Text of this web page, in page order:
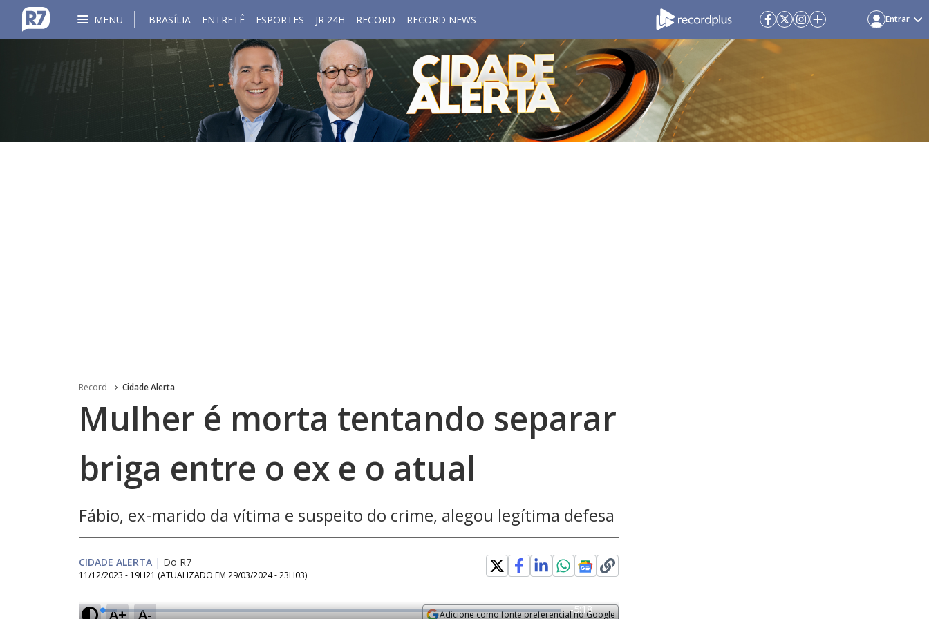
MENU BRASÍLIA ENTRETÊ ESPORTES JR 24H RECORD RECORD NEWS Entrar
Record Cidade Alerta
Mulher é morta tentando separar
briga entre o ex e o atual
Fábio, ex-marido da vítima e suspeito do crime, alegou legítima defesa
CIDADE ALERTA | Do R7
11/12/2023 - 19H21 (ATUALIZADO EM 29/03/2024 - 23H03)
A+ A- Adicione como fonte preferencial no Google
L
R
-5:18